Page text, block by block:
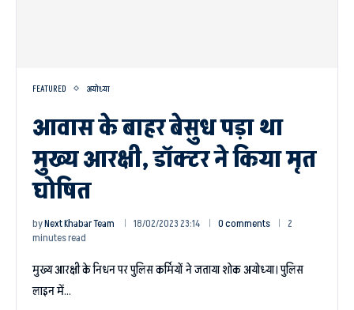
FEATURED अयोध्या
आवास के बाहर बेसुध पड़ा था
मुख्य आरक्षी, डॉक्टर ने किया मृत
घोषित
byNext Khabar Team 18/02/2023 23:14 0 comments
2
minutes read
मुख्य आरक्षी के निधन पर पुलिस कर्मियों ने जताया शोक अयोध्या। पुलिस
लाइन में…